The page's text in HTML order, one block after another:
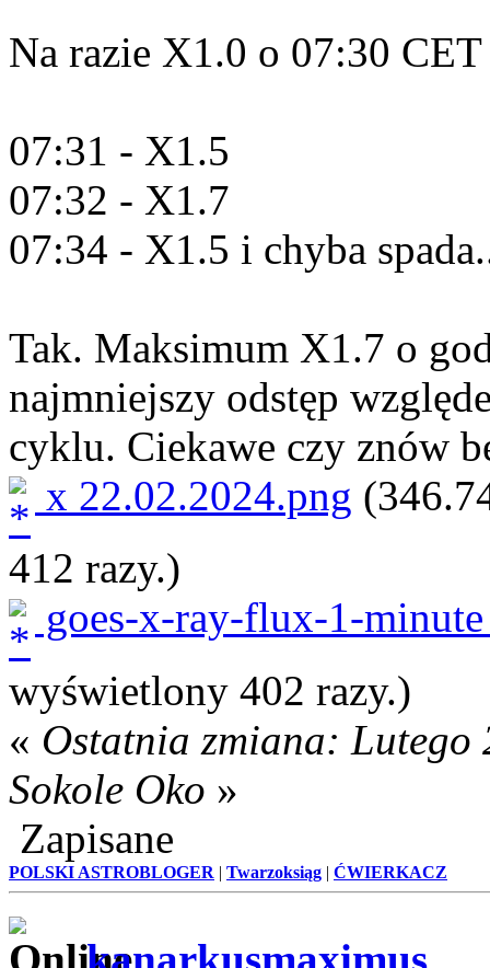
Na razie X1.0 o 07:30
07:31 - X1.5
07:32 - X1.7
07:34 - X1.5 i chyba
Tak. Maksimum X1.7 o
najmniejszy odstęp
cyklu. Ciekawe czy znów
x 22.02.2024.png
412 razy.)
goes-x-ray-flux-1-
wyświetlony 402 razy.)
« Ostatnia zmiana: Lutego
Sokole Oko »
Zapisane
POLSKI ASTROBLOGER | Twarzoksiąg | ĆWIERKACZ
kanarkusmaximus